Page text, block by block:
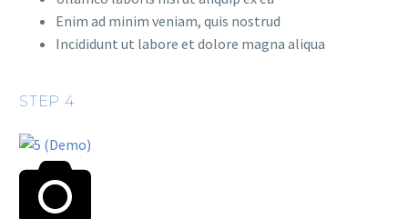
Enim ad minim veniam, quis nostrud
Incididunt ut labore et dolore magna aliqua
STEP 4